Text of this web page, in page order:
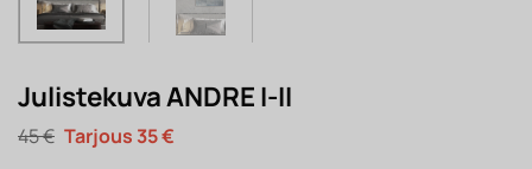
Julistekuva ANDRE I-II
45€ Alkuperäinen
hinta
35€Nykyinen